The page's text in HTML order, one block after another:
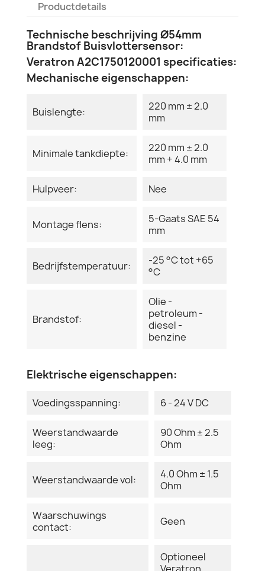
Productdetails
Technische beschrijving Ø54mm
Brandstof Buisvlottersensor:
Veratron A2C1750120001 specificaties:
Mechanische eigenschappen:
Buislengte:
220 mm ± 2.0
mm
Minimale tankdiepte:
220 mm ± 2.0
mm + 4.0 mm
Hulpveer: Nee
Montage flens:
5-Gaats SAE 54
mm
Bedrijfstemperatuur:
-25 °C tot +65
°C
Brandstof:
Olie -
petroleum -
diesel -
benzine
Elektrische eigenschappen:
Voedingsspanning: 6 - 24 V DC
Weerstandwaarde
leeg:
90 Ohm ± 2.5
Ohm
Weerstandwaarde vol:
4.0 Ohm ± 1.5
Ohm
Waarschuwings
contact:
Geen
Optioneel